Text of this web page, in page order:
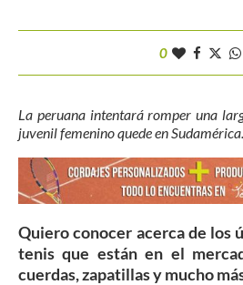
0
La peruana intentará romper una
juvenil femenino quede en Sudamérica.
Quiero conocer acerca de los
tenis que están en el
cuerdas, zapatillas y mucho